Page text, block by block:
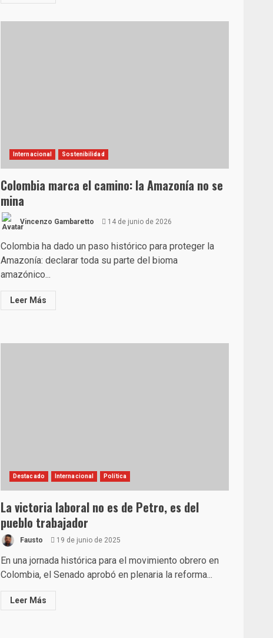
Internacional Sostenibilidad
Colombia marca el camino: la Amazonía no se
mina
Vincenzo Gambaretto 14 de junio de 2026
Colombia ha dado un paso histórico para proteger la
Amazonía: declarar toda su parte del bioma
amazónico...
Leer Más
Destacado Internacional Política
La victoria laboral no es de Petro, es del
pueblo trabajador
Fausto 19 de junio de 2025
En una jornada histórica para el movimiento obrero en
Colombia, el Senado aprobó en plenaria la reforma...
Leer Más